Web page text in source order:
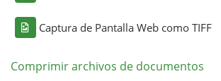
Captura de Pantalla Web como TIFF
Comprimir archivos de documentos